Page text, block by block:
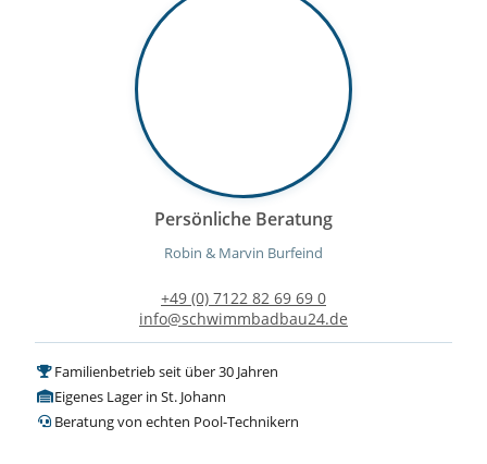
Persönliche Beratung
Robin & Marvin Burfeind
+49 (0) 7122 82 69 69 0
info@schwimmbadbau24.de
Familienbetrieb seit über 30 Jahren
Eigenes Lager in St. Johann
Beratung von echten Pool-Technikern